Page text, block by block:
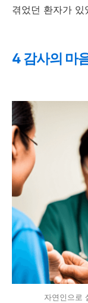
겪었던 환자가 있
4 감사의 마
자연인으로